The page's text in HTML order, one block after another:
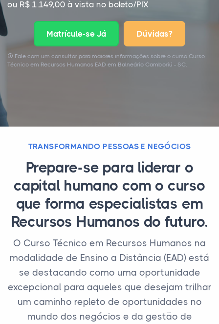
ou R$ 1.149,00 à vista no boleto/PIX
Matrícule-se Já Dúvidas?
Fale com um consultor para maiores informações sobre o curso Curso
Técnico em Recursos Humanos EAD em Balneário Camboriú - SC.
TRANSFORMANDO PESSOAS E NEGÓCIOS
Prepare-se para liderar o
capital humano com o curso
que forma especialistas em
Recursos Humanos do futuro.
O Curso Técnico em Recursos Humanos na
modalidade de Ensino a Distância (EAD) está
se destacando como uma oportunidade
excepcional para aqueles que desejam trilhar
um caminho repleto de oportunidades no
mundo dos negócios e da gestão de